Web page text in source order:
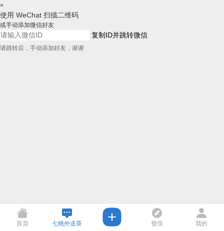
×
使用 WeChat 扫描二维码
或手动添加微信好友
复制ID并跳转微信
请跳转后，手动添加好友，谢谢
首頁 七桃外送茶 發現 我的